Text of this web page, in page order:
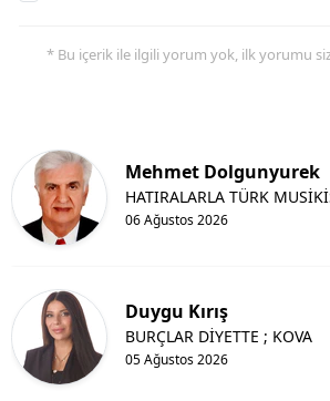
* Bu içerik ile ilgili yorum yok, ilk yorumu siz
Mehmet Dolgunyurek
06 Ağustos 2026
Duygu Kırış
05 Ağustos 2026
BURÇLAR DİYETTE ; KOVA